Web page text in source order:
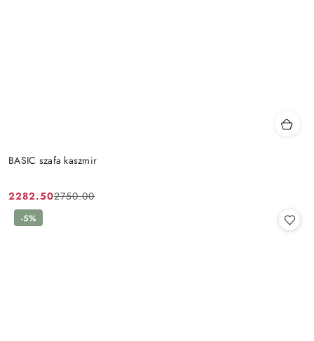
BASIC szafa kaszmir
Cena
promocyjna:
2282.50
Cena
przed
2750.00
-5%